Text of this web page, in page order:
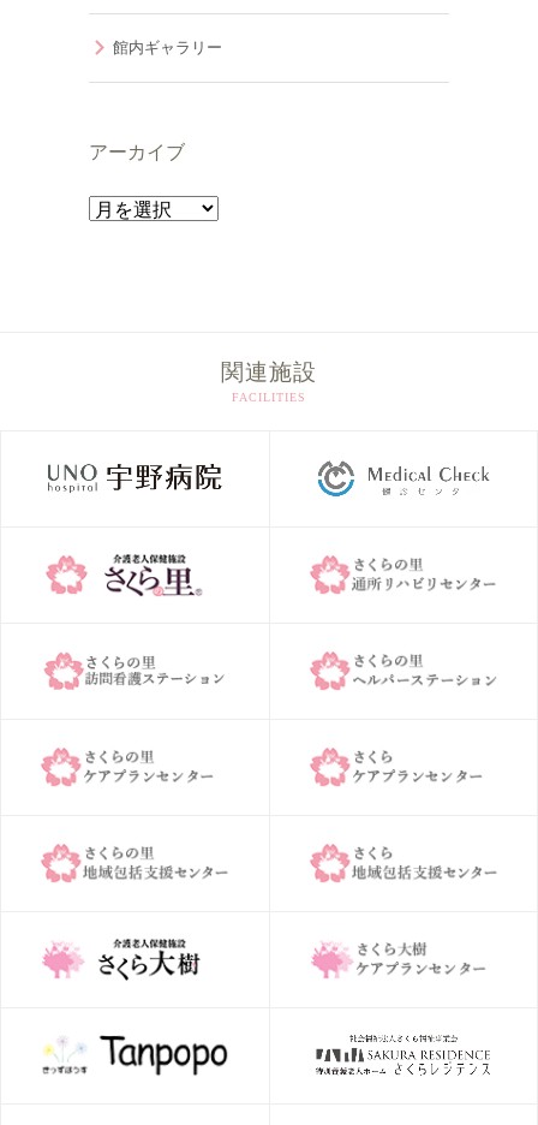
館内ギャラリー
アーカイブ
ア
関連施設
FACILITIES